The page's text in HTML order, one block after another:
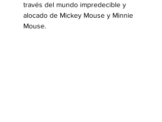
través del mundo impredecible y
alocado de Mickey Mouse y Minnie
Mouse.